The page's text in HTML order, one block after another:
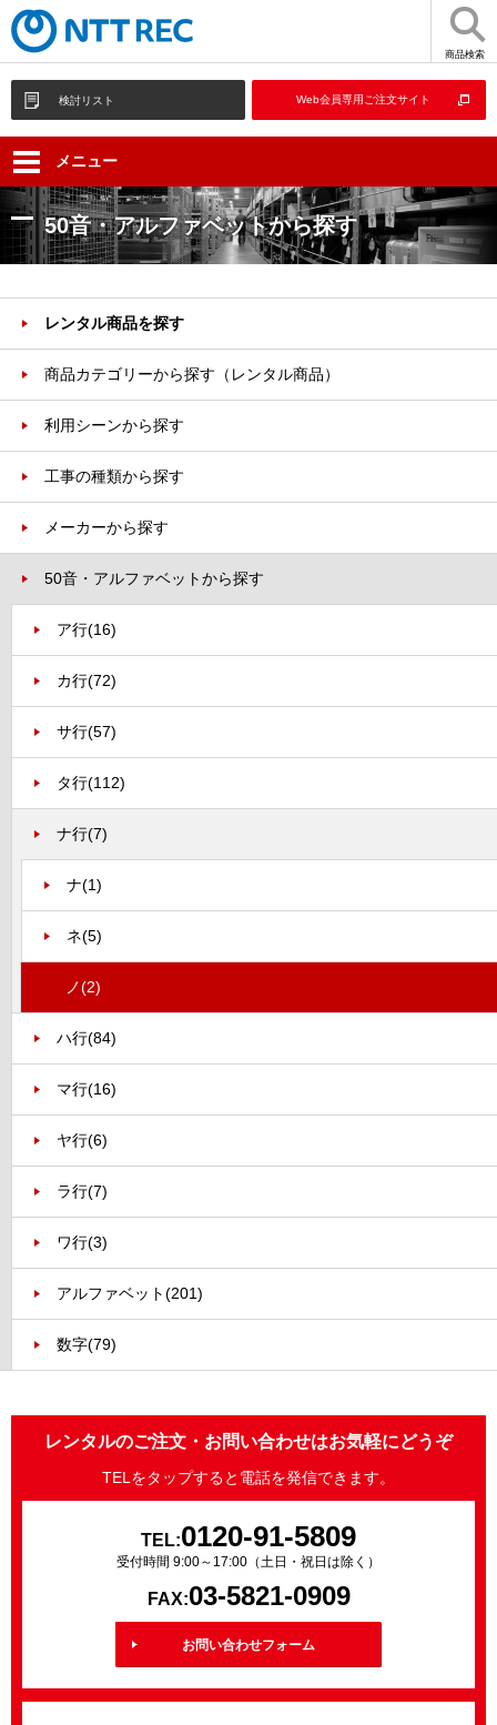
商品検索
検討リスト Web会員専用ご注文サイト
メニュー
50音・アルファベットから探す
レンタル商品を探す
商品カテゴリーから探す（レンタル商品）
利用シーンから探す
工事の種類から探す
メーカーから探す
50音・アルファベットから探す
ア行(16)
カ行(72)
サ行(57)
タ行(112)
ナ行(7)
ナ(1)
ネ(5)
ノ(2)
ハ行(84)
マ行(16)
ヤ行(6)
ラ行(7)
ワ行(3)
アルファベット(201)
数字(79)
レンタルのご注文・お問い合わせはお気軽にどうぞ
TELをタップすると電話を発信できます。
TEL:0120-91-5809
受付時間 9:00～17:00（土日・祝日は除く）
FAX:03-5821-0909
お問い合わせフォーム